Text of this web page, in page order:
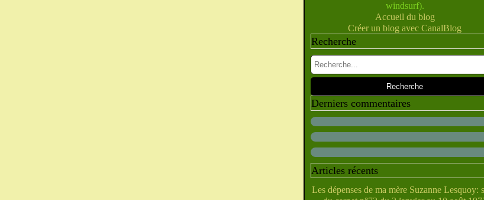
Février(10)
Janvier(14)
Mars(9)
Février(10)
Janvier(10)
Avril(5)
Mars(5)
Février(7)
Mai(10)
Avril(5)
Mars(6)
Janvier(6)
Juin(28)
Mai(28)
Avril(21)
Février(31)
Juillet(40)
Juin(27)
Mai(31)
Mars(38)
Janvier(35)
windsurf).
Accueil du blog
Créer un blog avec CanalBlog
Recherche
Derniers commentaires
Articles récents
Les dépenses de ma mère Suzanne Lesquoy: